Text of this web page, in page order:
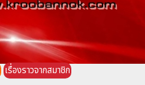
เรื่องราวจากสมาชิก